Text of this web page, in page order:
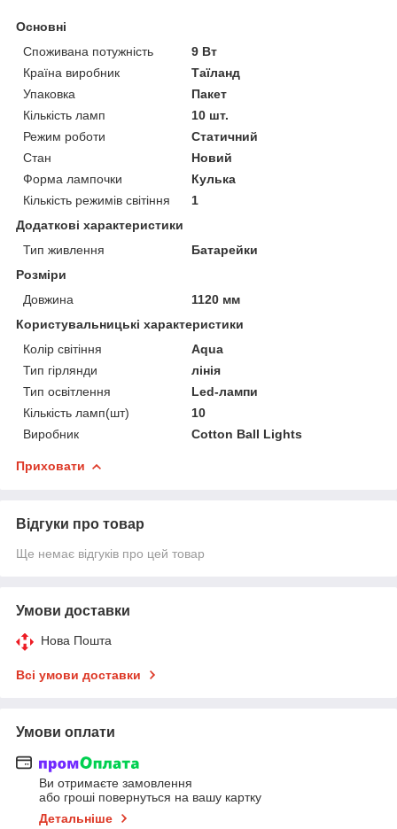
Основні
Споживана потужність
9 Вт
Країна виробник
Таїланд
Упаковка
Пакет
Кількість ламп
10 шт.
Режим роботи
Статичний
Стан
Новий
Форма лампочки
Кулька
Кількість режимів світіння
1
Додаткові характеристики
Тип живлення
Батарейки
Розміри
Довжина
1120 мм
Користувальницькі характеристики
Колір світіння
Aqua
Тип гірлянди
лінія
Тип освітлення
Led-лампи
Кількість ламп(шт)
10
Виробник
Cotton Ball Lights
Приховати
Відгуки про товар
Ще немає відгуків про цей товар
Умови доставки
Нова Пошта
Всі умови доставки
Умови оплати
Ви отримаєте замовлення
або гроші повернуться на вашу картку
Детальніше